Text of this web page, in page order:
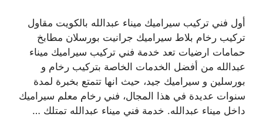
أول فني تركيب سيراميك ميناء عبدالله بالكويت مقاول
تركيب رخام بلاط سيراميك جرانيت بورسلان مطابخ
حمامات ارضيات تعد خدمة فني تركيب سيراميك ميناء
عبدالله من أفضل الخدمات الخاصة بتركيب رخام و
بورسلين و سيراميك جيد، حيث انها تتمتع بخبرة لمدة
سنوات عديدة في هذا المجال، فني رخام معلم سيراميك
داخل ميناء عبدالله. خدمة فني ميناء عبدالله تمتلك …